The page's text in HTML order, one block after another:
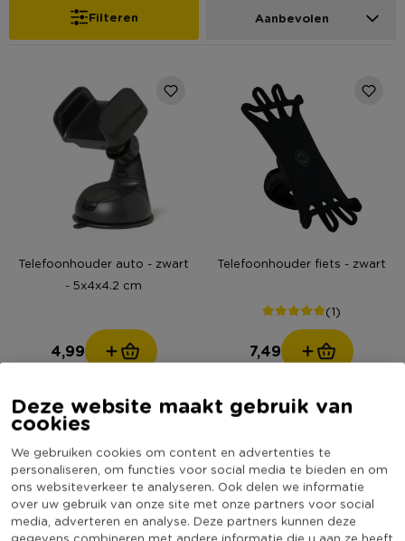
Deze website maakt gebruik van
cookies
We gebruiken cookies om content en advertenties te
personaliseren, om functies voor social media te bieden en om
ons websiteverkeer te analyseren. Ook delen we informatie
over uw gebruik van onze site met onze partners voor social
media, adverteren en analyse. Deze partners kunnen deze
gegevens combineren met andere informatie die u aan ze heeft
Filteren Aanbevolen
Telefoonhouder auto - zwart
- 5x4x4.2 cm
4,99
Telefoonhouder fiets - zwart
(1)
7,49
Aanmelden Xtra Xenos